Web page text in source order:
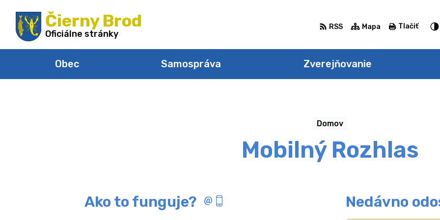
na
obsah
Čierny Brod
Oficiálne stránky
Obec Samospráva Zverejňovanie
RSS Mapa Tlačiť
Mobilný Rozhlas
Domov
Ako to funguje? Nedávno